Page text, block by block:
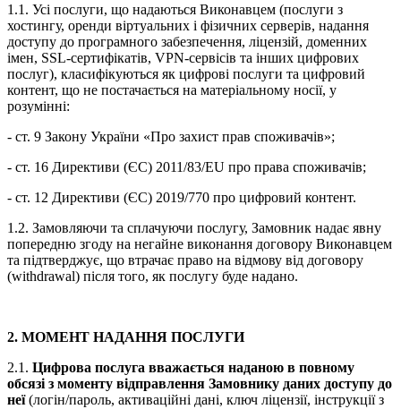
1.1. Усі послуги, що надаються Виконавцем (послуги з
хостингу, оренди віртуальних і фізичних серверів, надання
доступу до програмного забезпечення, ліцензій, доменних
імен, SSL-сертифікатів, VPN-сервісів та інших цифрових
послуг), класифікуються як цифрові послуги та цифровий
контент, що не постачається на матеріальному носії, у
розумінні:
- ст. 9 Закону України «Про захист прав споживачів»;
- ст. 16 Директиви (ЄС) 2011/83/EU про права споживачів;
- ст. 12 Директиви (ЄС) 2019/770 про цифровий контент.
1.2. Замовляючи та сплачуючи послугу, Замовник надає явну
попередню згоду на негайне виконання договору Виконавцем
та підтверджує, що втрачає право на відмову від договору
(withdrawal) після того, як послугу буде надано.
2. МОМЕНТ НАДАННЯ ПОСЛУГИ
2.1. Цифрова послуга вважається наданою в повному
обсязі з моменту відправлення Замовнику даних доступу до
неї(логін/пароль, активаційні дані, ключ ліцензії, інструкції з